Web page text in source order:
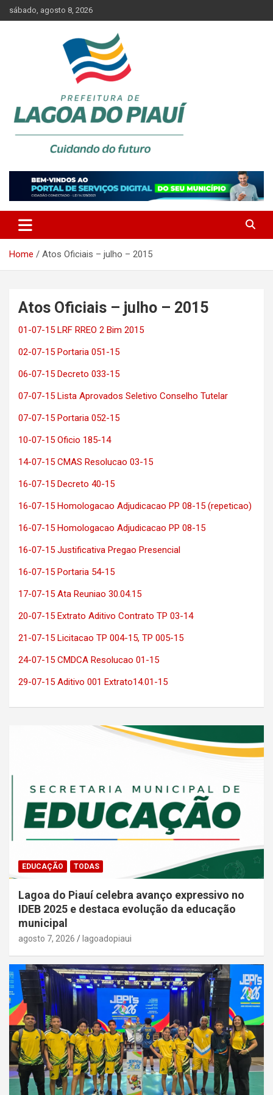
Skip
to
sábado, agosto 8, 2026
PREFEITURA DE LAGOA DO
PIAUÍ
Home Atos Oficiais – julho – 2015
Atos Oficiais – julho – 2015
01-07-15 LRF RREO 2 Bim 2015
02-07-15 Portaria 051-15
06-07-15 Decreto 033-15
07-07-15 Lista Aprovados Seletivo Conselho Tutelar
07-07-15 Portaria 052-15
10-07-15 Oficio 185-14
14-07-15 CMAS Resolucao 03-15
16-07-15 Decreto 40-15
16-07-15 Homologacao Adjudicacao PP 08-15 (repeticao)
16-07-15 Homologacao Adjudicacao PP 08-15
16-07-15 Justificativa Pregao Presencial
16-07-15 Portaria 54-15
17-07-15 Ata Reuniao 30.04.15
20-07-15 Extrato Aditivo Contrato TP 03-14
21-07-15 Licitacao TP 004-15, TP 005-15
24-07-15 CMDCA Resolucao 01-15
29-07-15 Aditivo 001 Extrato14.01-15
EDUCAÇÃO TODAS
Lagoa do Piauí celebra avanço expressivo no
IDEB 2025 e destaca evolução da educação
municipal
agosto 7, 2026 lagoadopiaui